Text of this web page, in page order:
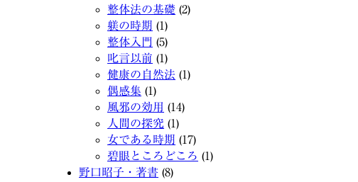
整体法の基礎 (2)
躾の時期 (1)
整体入門 (5)
叱言以前 (1)
健康の自然法 (1)
偶感集 (1)
風邪の効用 (14)
人間の探究 (1)
女である時期 (17)
碧眼ところどころ (1)
野口昭子・著書 (8)